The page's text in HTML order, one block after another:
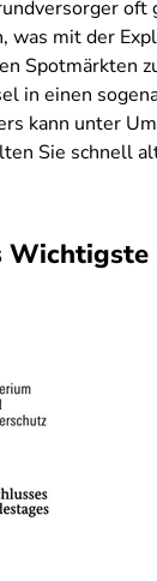
oft
was mit der
Spotmärkten
in einen
kann unter
Sie schnell
Wichtigste